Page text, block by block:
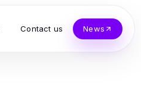
Contact us News